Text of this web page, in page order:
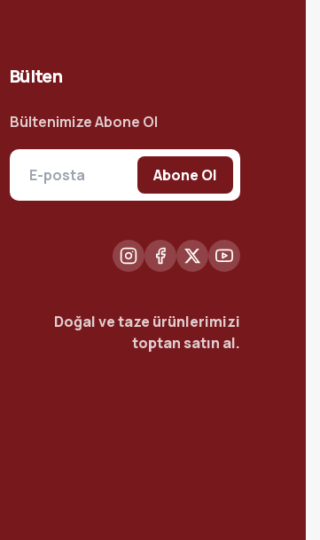
Bülten
Bültenimize Abone Ol
Abone Ol
Doğal ve taze ürünlerimizi
toptan satın al.